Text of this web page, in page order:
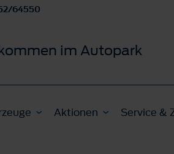
64550
im Autopark
Aktionen Service &